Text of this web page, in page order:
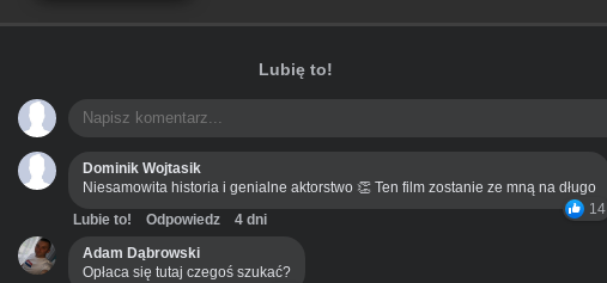
Lubię to!
Dominik Wojtasik
Niesamowita historia i genialne aktorstwo 👏 Ten film zostanie ze mną na długo
14
Lubie to! Odpowiedz
4 dni
Adam Dąbrowski
Opłaca się tutaj czegoś szukać?